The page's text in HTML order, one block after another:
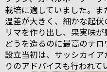
栽培に適していました。
温差が大きく、細かな起
リマを作り出し、果実味
どうを造るのに最高のテロ
設立当初は、サッシカイ
りのアドバイスも行われて